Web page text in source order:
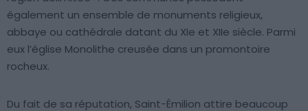
également un ensemble de monuments religieux,
abbaye ou cathédrale datant du XIe et XIIe siècle. Parmi
eux l’église Monolithe creusée dans un promontoire
rocheux.
Du fait de sa réputation, Saint-Émilion attire beaucoup